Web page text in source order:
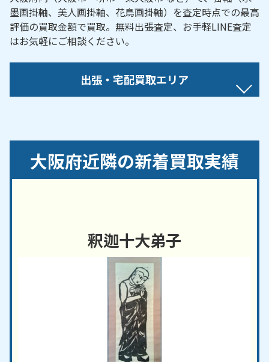
墨画掛軸、美人画掛軸、花鳥画掛軸）を査定時点での最高
評価の買取金額で買取。無料出張査定、お手軽LINE査定
はお気軽にご相談ください。
出張・宅配買取エリア
淀川区／大阪市東淀川区／大阪市東成区／大阪市生
野区／大阪市旭区／大阪市城東区／大阪市阿倍野区
市／池田市／吹田市／泉大津市／高槻市／貝塚市／
守口市／枚方市／茨木市／八尾市／泉佐野市／富田
林市／寝屋川市／河内長野市／松原市／大東市／和
泉市／箕面市／柏原市／羽曳野市／門真市／摂津市
／高石市／藤井寺市／東大阪市／泉南市／四條畷市
／交野市／大阪狭山市／阪南市／島本町／豊能町／
能勢町／忠岡町／熊取町／田尻町／岬町／太子町／
大阪府近隣の新着買取実績
釈迦十大弟子